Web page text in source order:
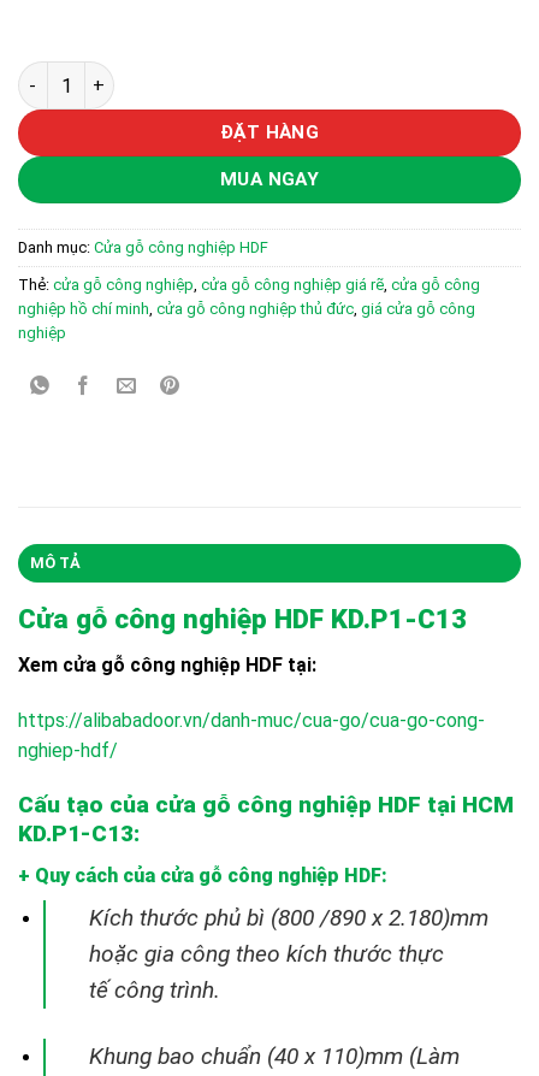
CỬA GỖ CÔNG NGHIỆP HDF KD.P1-C13 số lượng
ĐẶT HÀNG
MUA NGAY
Danh mục: Cửa gỗ công nghiệp HDF
Thẻ: cửa gỗ công nghiệp, cửa gỗ công nghiệp giá rẽ, cửa gỗ công
nghiệp hồ chí minh, cửa gỗ công nghiệp thủ đức, giá cửa gỗ công
nghiệp
MÔ TẢ
Cửa gỗ công nghiệp HDF KD.P1-C13
Xem cửa gỗ công nghiệp HDF tại:
https://alibabadoor.vn/danh-muc/cua-go/cua-go-cong-
nghiep-hdf/
Cấu tạo của cửa gỗ công nghiệp HDF tại HCM
KD.P1-C13:
+ Quy cách của cửa gỗ công nghiệp HDF:
Kích thước phủ bì (800 /890 x 2.180)mm
hoặc gia công theo kích thước thực
tếcông trình.
Khung bao chuẩn (40 x 110)mm (Làm